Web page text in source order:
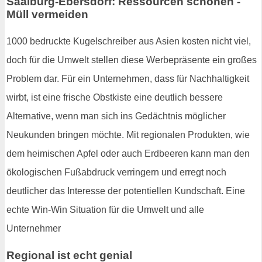
Müll vermeiden
1000 bedruckte Kugelschreiber aus Asien kosten nicht viel,
doch für die Umwelt stellen diese Werbepräsente ein großes
Problem dar. Für ein Unternehmen, dass für Nachhaltigkeit
wirbt, ist eine frische Obstkiste eine deutlich bessere
Alternative, wenn man sich ins Gedächtnis möglicher
Neukunden bringen möchte. Mit regionalen Produkten, wie
dem heimischen Apfel oder auch Erdbeeren kann man den
ökologischen Fußabdruck verringern und erregt noch
deutlicher das Interesse der potentiellen Kundschaft. Eine
echte Win-Win Situation für die Umwelt und alle
Unternehmer
Regional ist echt genial